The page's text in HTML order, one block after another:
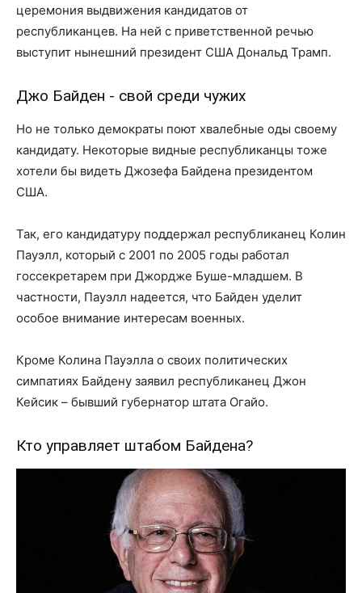
церемония выдвижения кандидатов от
республиканцев. На ней с приветственной речью
выступит нынешний президент США Дональд Трамп.
Джо Байден - свой среди чужих
Но не только демократы поют хвалебные оды своему
кандидату. Некоторые видные республиканцы тоже
хотели бы видеть Джозефа Байдена президентом
США.
Так, его кандидатуру поддержал республиканец Колин
Пауэлл, который с 2001 по 2005 годы работал
госсекретарем при Джордже Буше-младшем. В
частности, Пауэлл надеется, что Байден уделит
особое внимание интересам военных.
Кроме Колина Пауэлла о своих политических
симпатиях Байдену заявил республиканец Джон
Кейсик – бывший губернатор штата Огайо.
Кто управляет штабом Байдена?